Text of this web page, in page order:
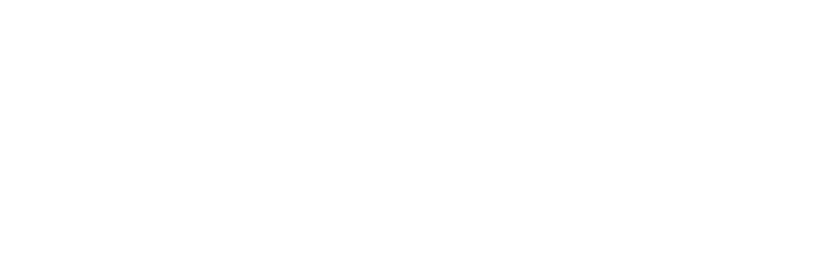
nguồn chống va đập, loa siêu trầm và nút